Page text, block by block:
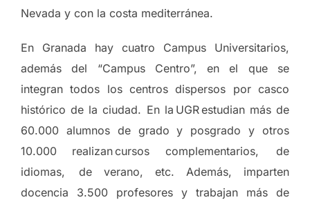
Nevada y con la costa mediterránea.
En Granada hay cuatro Campus Universitarios,
además del “Campus Centro”, en el que se
integran todos los centros dispersos por casco
histórico de la ciudad. En la UGR estudian más de
60.000 alumnos de grado y posgrado y otros
10.000 realizan cursos complementarios, de
idiomas, de verano, etc. Además, imparten
docencia 3.500 profesores y trabajan más de